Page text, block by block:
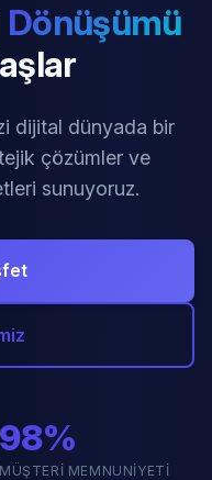
Dönüşümü
dijital dünyada bir
çözümler ve
sunuyoruz.
98%
MÜŞTERI MEMNUNIYETI